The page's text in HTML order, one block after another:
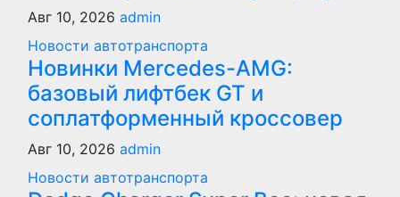
Авг 10, 2026 admin
Новости автотранспорта
Новинки Mercedes-AMG:
базовый лифтбек GT и
соплатформенный кроссовер
Авг 10, 2026 admin
Новости автотранспорта